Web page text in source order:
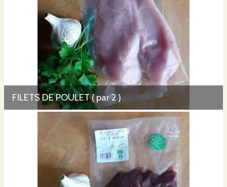
FILETS DE POULET ( par 2 )